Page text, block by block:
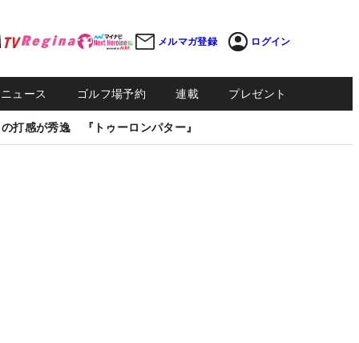
メルマガ登録 ログイン
ュース ゴルフ場予約 連載 プレゼント
打感が秀逸 『トゥーロンパター』